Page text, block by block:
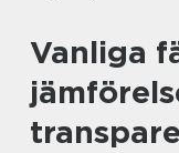
Vanliga